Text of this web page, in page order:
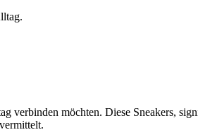
möchten. Diese Sneakers,